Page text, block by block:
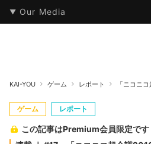
Our Media
本・文芸 情報化社会
KAI-YOU ゲーム レポート 「ニコニ
ゲーム レポート
この記事はPremium会員限定です